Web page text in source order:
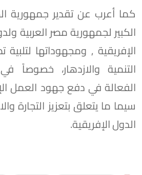
كما أعرب عن تقدير جمهورية
الكبير لجمهورية مصر العربية
الإفريقية , ومجهوداتها
التنمية والازدهار،
الفعالة في دفع جهود العمل
سيما ما يتعلق بتعزيز التجارة
الدول الإفريقية.